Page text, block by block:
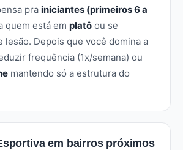
pra iniciantes (primeiros 6 a
quem está em platô ou se
lesão. Depois que você domina a
frequência (1x/semana) ou
mantendo só a estrutura do
em bairros próximos